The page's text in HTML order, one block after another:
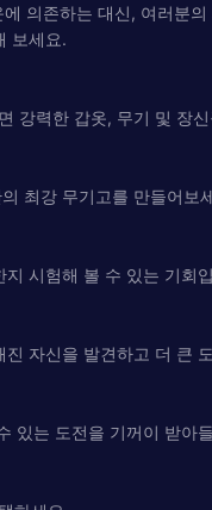
의존하는 대신, 여러분
보세요.
강력한 갑옷, 무기 및 장
최강 무기고를 만들어보
시험해 볼 수 있는 기회
자신을 발견하고 더 큰
있는 도전을 기꺼이 받아